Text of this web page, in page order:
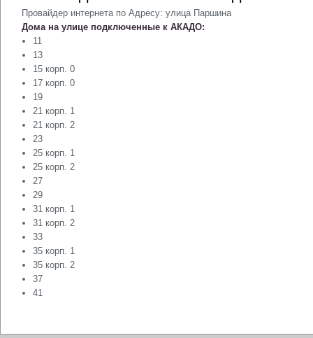
Провайдер интернета по Адресу: улица Паршина
Дома на улице подключенные к АКАДО:
11
13
15 корп. 0
17 корп. 0
19
21 корп. 1
21 корп. 2
23
25 корп. 1
25 корп. 2
27
29
31 корп. 1
31 корп. 2
33
35 корп. 1
35 корп. 2
37
41